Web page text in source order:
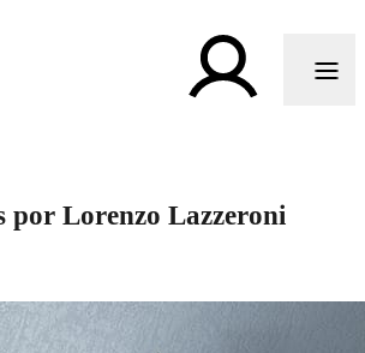
por Lorenzo Lazzeroni